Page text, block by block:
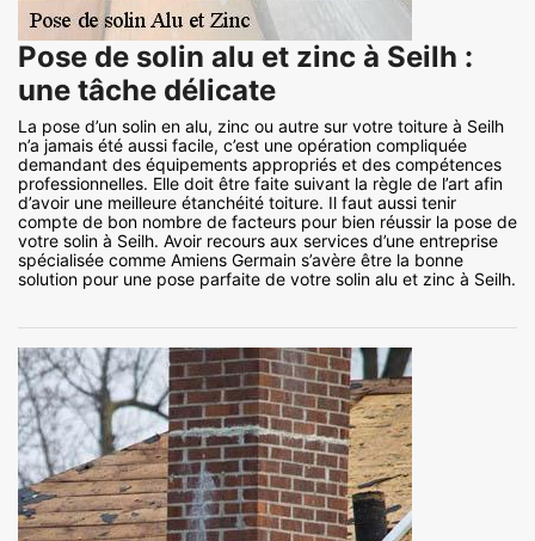
Pose de solin alu et zinc à Seilh :
une tâche délicate
La pose d’un solin en alu, zinc ou autre sur votre toiture à Seilh
n’a jamais été aussi facile, c’est une opération compliquée
demandant des équipements appropriés et des compétences
professionnelles. Elle doit être faite suivant la règle de l’art afin
d’avoir une meilleure étanchéité toiture. Il faut aussi tenir
compte de bon nombre de facteurs pour bien réussir la pose de
votre solin à Seilh. Avoir recours aux services d’une entreprise
spécialisée comme Amiens Germain s’avère être la bonne
solution pour une pose parfaite de votre solin alu et zinc à Seilh.